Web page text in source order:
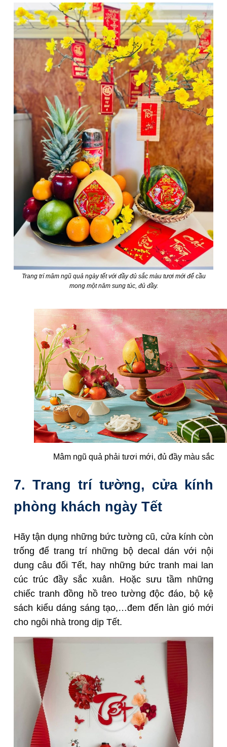
Trang trí mâm ngũ quả ngày tết với đầy đủ sắc màu tươi mới để cầu
mong một năm sung túc, đủ đầy.
Mâm ngũ quả phải tươi mới, đủ đầy màu sắc
7. Trang trí tường, cửa kính
phòng khách ngày Tết
Hãy tận dụng những bức tường cũ, cửa kính còn
trống để trang trí những bộ decal dán với nội
dung câu đối Tết, hay những bức tranh mai lan
cúc trúc đầy sắc xuân. Hoặc sưu tầm những
chiếc tranh đồng hồ treo tường độc đáo, bộ kệ
sách kiểu dáng sáng tạo,…đem đến làn gió mới
cho ngôi nhà trong dịp Tết.